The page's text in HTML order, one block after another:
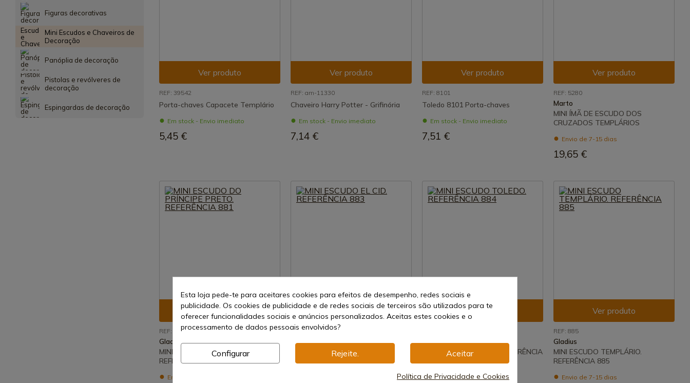
Figuras decorativas
Mini Escudos e Chaveiros de
Decoração
Panóplia de decoração
Pistolas e revólveres de
decoração
Espingardas de decoração
Ver produto
REF: 39542
Porta-chaves Capacete Templário
Em stock - Envio imediato
5,45 €
Ver produto
REF: am-11330
Chaveiro Harry Potter - Grifinória
Em stock - Envio imediato
7,14 €
Ver produto
REF: 8101
Toledo 8101 Porta-chaves
Em stock - Envio imediato
7,51 €
Ver produto
REF: 5280
Marto
MINI ÍMÃ DE ESCUDO DOS
CRUZADOS TEMPLÁRIOS
Envio de 7-15 dias
19,65 €
Ver produto
REF: 881
Gladius
MINI ESCUDO DO PRÍNCIPE PRETO.
REFERÊNCIA 881
Envio de 7-15 dias
Ver produto
REF: 883
Gladius
MINI ESCUDO EL CID. REFERÊNCIA
883
Ver produto
Gladius
MINI ESCUDO TOLEDO. REFERÊNCIA
Envio de 7-15 dias
Ver produto
REF: 885
Gladius
MINI ESCUDO TEMPLÁRIO.
REFERÊNCIA 885
Envio de 7-15 dias
Esta loja pede-te para aceitares cookies para efeitos de desempenho, redes sociais e
publicidade. Os cookies de publicidade e de redes sociais de terceiros são utilizados para te
oferecer funcionalidades sociais e anúncios personalizados. Aceitas estes cookies e o
processamento de dados pessoais envolvidos?
Configurar Rejeite. Aceitar
Política de Privacidade e Cookies